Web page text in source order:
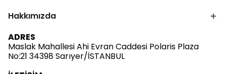
Hakkımızda
ADRES
Maslak Mahallesi Ahi Evran Caddesi Polaris Plaza
No:21 34398 Sarıyer/İSTANBUL